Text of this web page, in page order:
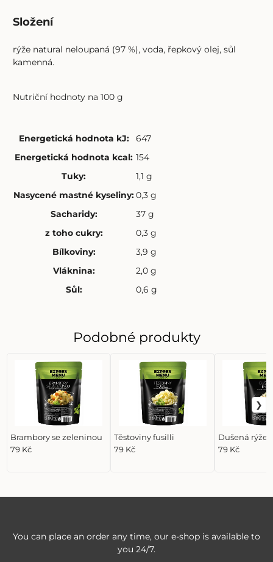
Složení
rýže natural neloupaná (97 %), voda, řepkový olej, sůl
kamenná.
Nutriční hodnoty na 100 g
Energetická hodnota kJ:
647
Energetická hodnota kcal: 154
Tuky:
1,1 g
Nasycené mastné kyseliny:0,3 g
Sacharidy:
37 g
z toho cukry:
0,3 g
Bílkoviny:
3,9 g
Vláknina:
2,0 g
Sůl: 0,6 g
Podobné produkty
Brambory se zeleninou
79 Kč
Těstoviny fusilli
79 Kč
Dušená rýže
79 Kč
You can place an order any time, our e-shop is available to
you 24/7.